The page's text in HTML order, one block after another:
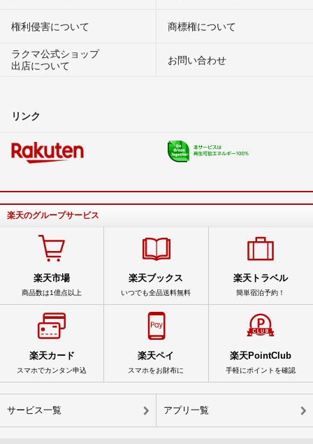
権利侵害について
商標権について
ラクマ公式ショップ
出店について
お問い合わせ
リンク
楽天のグループサービス
楽天市場
商品数は1億点以上
楽天ブックス
いつでも全品送料無料
楽天トラベル
簡単宿泊予約！
楽天カード
スマホでカンタン申込
楽天ペイ
スマホをお財布に
楽天PointClub
手軽にポイントを確認
サービス一覧 アプリ一覧